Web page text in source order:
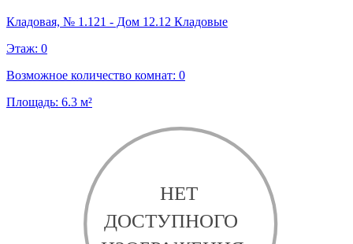
Кладовая, № 1.121 - Дом 12.12 Кладовые
Этаж: 0
Возможное количество комнат: 0
Площадь: 6.3 м²